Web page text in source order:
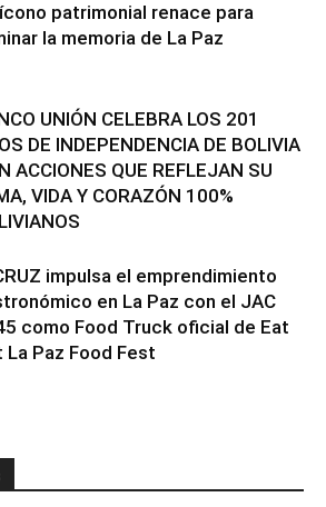
patrimonial renace para
la memoria de La Paz
UNIÓN CELEBRA LOS 201
DE INDEPENDENCIA DE BOLIVIA
ACCIONES QUE REFLEJAN SU
VIDA Y CORAZÓN 100%
impulsa el emprendimiento
en La Paz con el JAC
como Food Truck oficial de Eat
La Paz Food Fest